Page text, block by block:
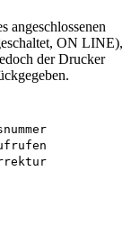
angeschlossenen
ON LINE),
der Drucker